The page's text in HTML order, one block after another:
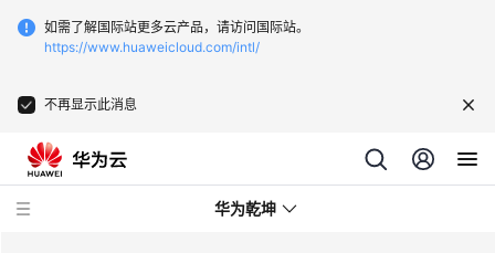
如需了解国际站更多云产品，请访问国际站。
https://www.huaweicloud.com/intl/
不再显示此消息
华为乾坤